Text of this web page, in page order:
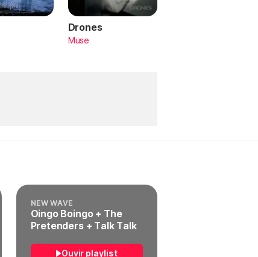
Drones
Muse
NEW WAVE
Oingo Boingo + The
Pretenders + Talk Talk
Ouvir playlist